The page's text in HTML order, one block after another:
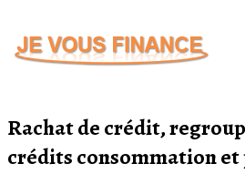
contenu
Rachat de crédit,
crédits consommation